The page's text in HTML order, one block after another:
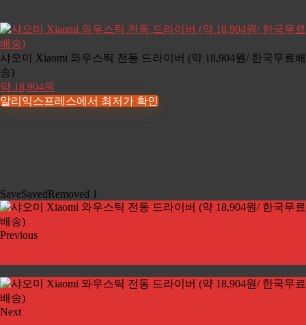
샤오미 Xiaomi 와우스틱 전동 드라이버 (약 18,904원/ 한국무료배
송)
약 18,904원
알리익스프레스에서 최저가 확인
SaveSavedRemoved 1
Previous
Next